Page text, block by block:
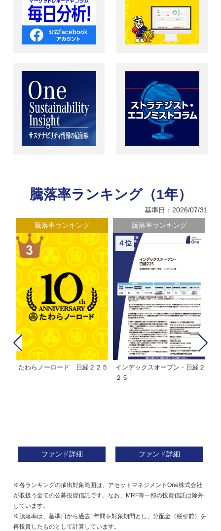
騰落率ランキング（1年）
基準日：2026/07/31
騰落率ランキング
たわらノーロード 日経２２５
ファンド詳細
騰落率ランキング
４位
インデックスオープン・日経２
２５
ファンド詳細
※各ランキングの抽出対象範囲は、アセットマネジメントOne株式会社
が取扱う全ての公募投資信託です。なお、MRF等一部の投資信託は除外
しています。
※騰落率は、基準日から過去1年間を対象期間とし、分配金（税引前）を
再投資したものとして計算しています。